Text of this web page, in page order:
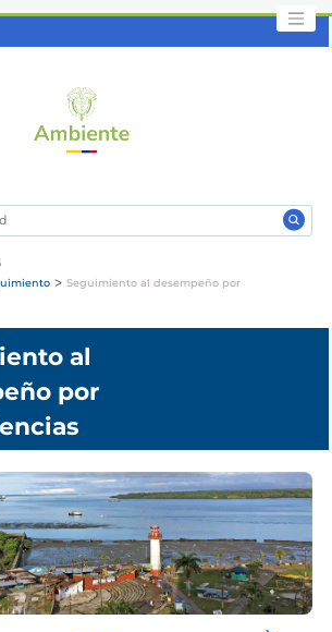
> Seguimiento al desempeño por
al
por